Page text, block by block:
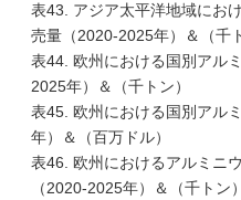
表43. アジア太平洋地域にお
売量（2020-2025年）＆（千
表44. 欧州における国別アル
2025年）＆（千トン）
表45. 欧州における国別アル
年）＆（百万ドル）
表46. 欧州におけるアルミニ
（2020-2025年）＆（千トン）